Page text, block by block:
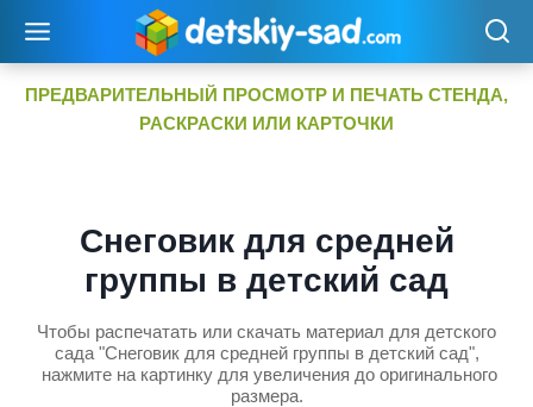
содержимому
ПРЕДВАРИТЕЛЬНЫЙ ПРОСМОТР И ПЕЧАТЬ СТЕНДА,
РАСКРАСКИ ИЛИ КАРТОЧКИ
Снеговик для средней
группы в детский сад
Чтобы распечатать или скачать материал для детского
сада "Снеговик для средней группы в детский сад",
нажмите на картинку для увеличения до оригинального
размера.